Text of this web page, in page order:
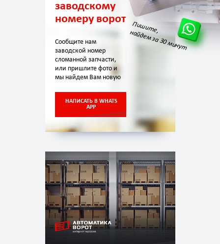
заводскому
номеру ворот
Сообщите нам
заводской номер
сломанной запчасти,
или пришлите фото и
мы найдем Вам новую
НАПИСАТЬ В WHATS
APP
Пишите,
найдем за 30 минут